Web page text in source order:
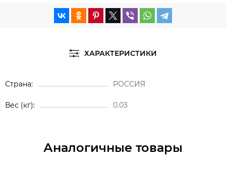
ХАРАКТЕРИСТИКИ
Страна РОССИЯ
Вес (кг) 0.03
Аналогичные товары